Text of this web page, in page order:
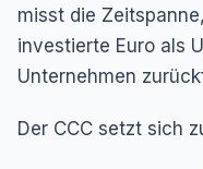
misst die
investierte Euro als
Unternehmen
Der CCC setzt sich